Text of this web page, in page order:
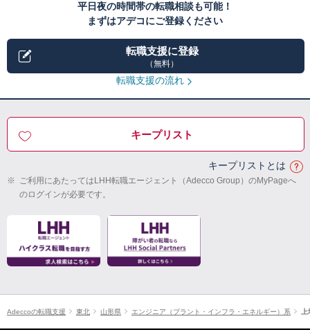
平日夜の時間帯の転職相談も可能！
まずはアデコにご登録ください
転職支援に登録
（無料）
転職支援の流れ
キープリスト
キープリストとは
※ ご利用にあたってはLHH転職エージェント（Adecco Group）のMyPageへ
のログインが必要です。
Adeccoの転職支援 東北 山形県 エンジニア（プラント・インフラ・エネルギー）系